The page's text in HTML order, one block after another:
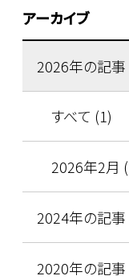
アーカイブ
2026年の記事
すべて (1)
2026年2月
2024年の記事
2020年の記事